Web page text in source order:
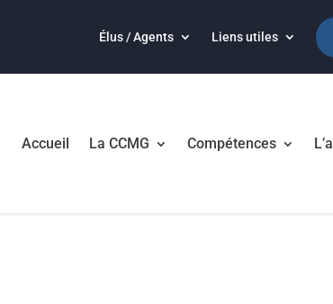
Élus / Agents Liens utiles
Accueil La CCMG Compétences